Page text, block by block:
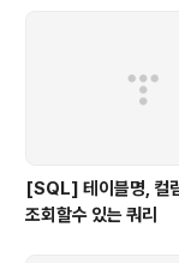
차가 없으면 비행기를 예
다 예약 가능 해야 예약
[SQL] 테이블명, 컬
조회할수 있는 쿼리